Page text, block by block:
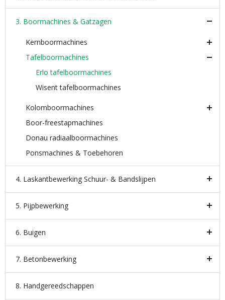
3. Boormachines & Gatzagen
Kernboormachines
Tafelboormachines
Erlo tafelboormachines
Wisent tafelboormachines
Kolomboormachines
Boor-freestapmachines
Donau radiaalboormachines
Ponsmachines & Toebehoren
4. Laskantbewerking Schuur- & Bandslijpen
5. Pijpbewerking
6. Buigen
7. Betonbewerking
8. Handgereedschappen